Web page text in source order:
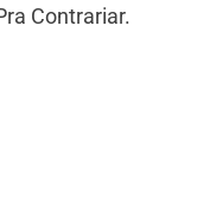
Contrariar.